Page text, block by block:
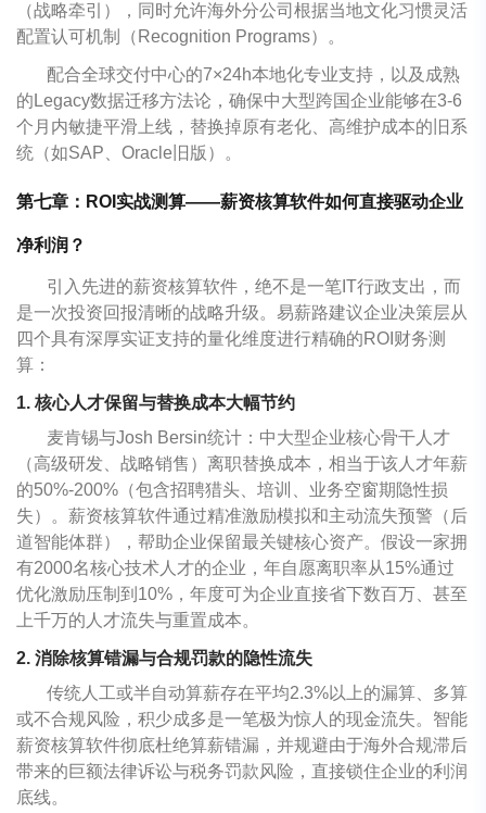
（战略牵引），同时允许海外分公司根据当地文化习惯灵活
配置认可机制（Recognition Programs）。
配合全球交付中心的7×24h本地化专业支持，以及成熟
的Legacy数据迁移方法论，确保中大型跨国企业能够在3-6
个月内敏捷平滑上线，替换掉原有老化、高维护成本的旧系
统（如SAP、Oracle旧版）。
第七章：ROI实战测算——薪资核算软件如何直接驱动企业
净利润？
引入先进的薪资核算软件，绝不是一笔IT行政支出，而
是一次投资回报清晰的战略升级。易薪路建议企业决策层从
四个具有深厚实证支持的量化维度进行精确的ROI财务测
算：
1. 核心人才保留与替换成本大幅节约
麦肯锡与Josh Bersin统计：中大型企业核心骨干人才
（高级研发、战略销售）离职替换成本，相当于该人才年薪
的50%-200%（包含招聘猎头、培训、业务空窗期隐性损
失）。薪资核算软件通过精准激励模拟和主动流失预警（后
道智能体群），帮助企业保留最关键核心资产。假设一家拥
有2000名核心技术人才的企业，年自愿离职率从15%通过
优化激励压制到10%，年度可为企业直接省下数百万、甚至
上千万的人才流失与重置成本。
2. 消除核算错漏与合规罚款的隐性流失
传统人工或半自动算薪存在平均2.3%以上的漏算、多算
或不合规风险，积少成多是一笔极为惊人的现金流失。智能
薪资核算软件彻底杜绝算薪错漏，并规避由于海外合规滞后
带来的巨额法律诉讼与税务罚款风险，直接锁住企业的利润
底线。